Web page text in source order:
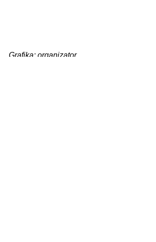
Grafika: organizator